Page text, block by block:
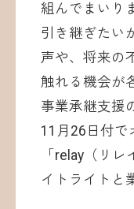
組んでまいり
引き継ぎたい
声や、将来の
触れる機会が
事業承継支援
11月26日付で
「relay（リ
イトライトと